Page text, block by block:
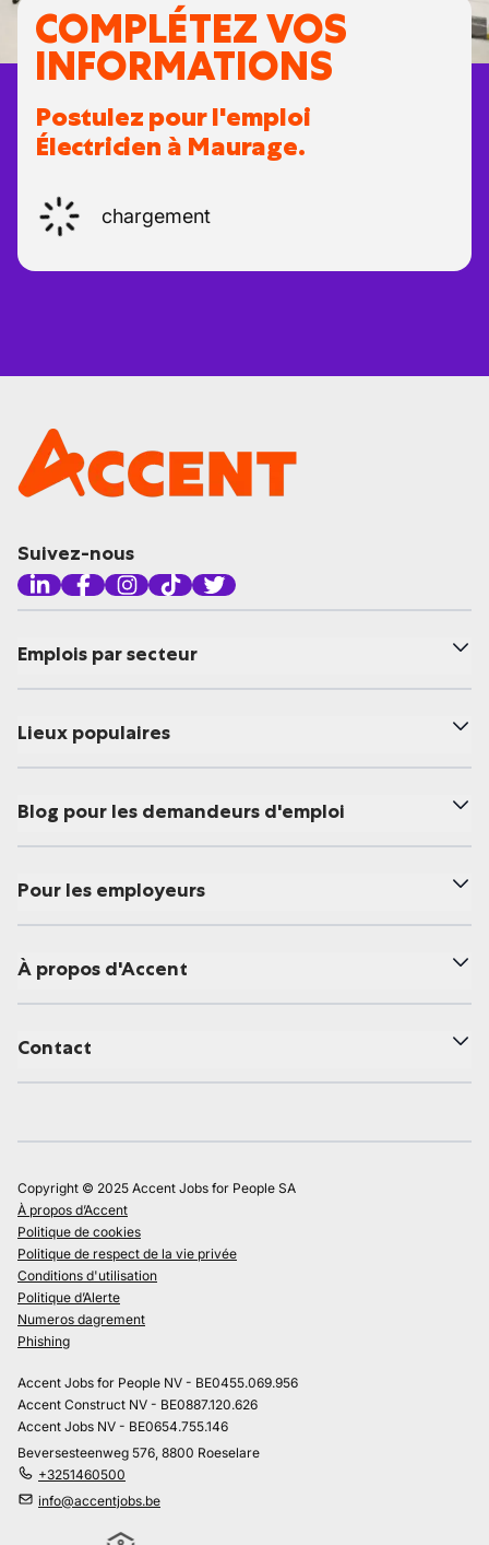
COMPLÉTEZ VOS
INFORMATIONS
Postulez pour l'emploi
Électricien à Maurage.
chargement
Suivez-nous
Emplois par secteur
Lieux populaires
Blog pour les demandeurs d'emploi
Pour les employeurs
À propos d'Accent
Contact
Copyright © 2025 Accent Jobs for People SA
À propos d’Accent
Politique de cookies
Politique de respect de la vie privée
Conditions d'utilisation
Politique d’Alerte
Numeros dagrement
Phishing
Accent Jobs for People NV - BE0455.069.956
Accent Construct NV - BE0887.120.626
Accent Jobs NV - BE0654.755.146
Beversesteenweg 576, 8800 Roeselare
+3251460500
info@accentjobs.be